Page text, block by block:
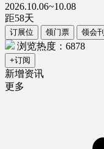
2026.10.06~10.08
距58天
订展位 领门票 领会刊
浏览热度：6878
+订阅
新增资讯
更多